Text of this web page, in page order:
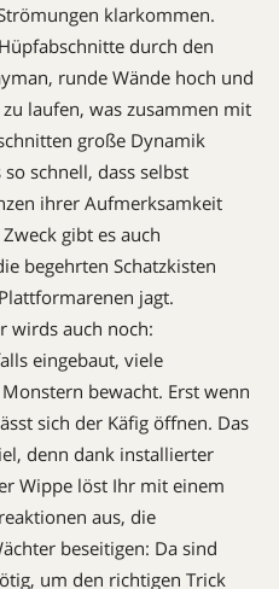
klarkommen.
durch den
runde Wände hoch und
laufen, was zusammen mit
große Dynamik
schnell, dass selbst
ihrer Aufmerksamkeit
gibt es auch
begehrten Schatzkisten
jagt.
auch noch:
eingebaut, viele
bewacht. Erst wenn
sich der Käfig öffnen. Das
denn dank installierter
Wippe löst Ihr mit einem
aus, die
beseitigen: Da sind
um den richtigen Trick